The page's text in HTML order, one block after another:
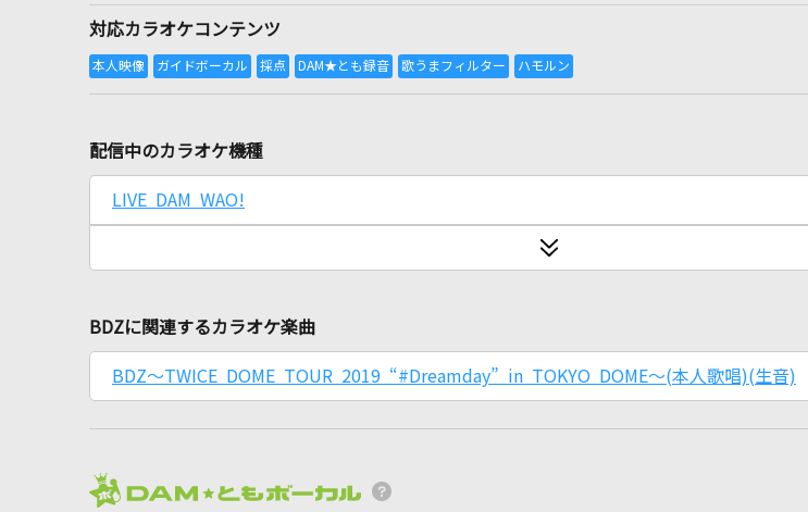
対応カラオケコンテンツ
配信中のカラオケ機種
LIVE DAM WAO!
BDZに関連するカラオケ楽曲
BDZ～TWICE DOME TOUR 2019 “#Dreamday” in TOKYO DOME～(本人歌唱)(生音)